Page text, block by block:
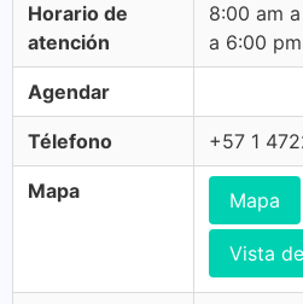
Horario de
atención
8:00 am
a 6:00 pm
Agendar
Télefono +57 1
Mapa Mapa
Vista